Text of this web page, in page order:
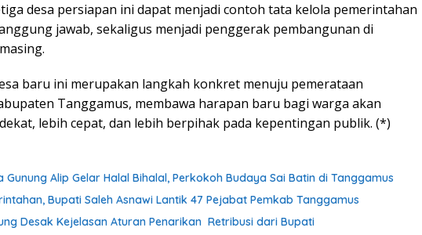
desa persiapan ini dapat menjadi contoh tata kelola pemerintahan
jawab, sekaligus menjadi penggerak pembangunan di
baru ini merupakan langkah konkret menuju pemerataan
Tanggamus, membawa harapan baru bagi warga akan
lebih cepat, dan lebih berpihak pada kepentingan publik. (*)
Gunung Alip Gelar Halal Bihalal, Perkokoh Budaya Sai Batin di Tanggamus
Bupati Saleh Asnawi Lantik 47 Pejabat Pemkab Tanggamus
Desak Kejelasan Aturan Penarikan Retribusi dari Bupati